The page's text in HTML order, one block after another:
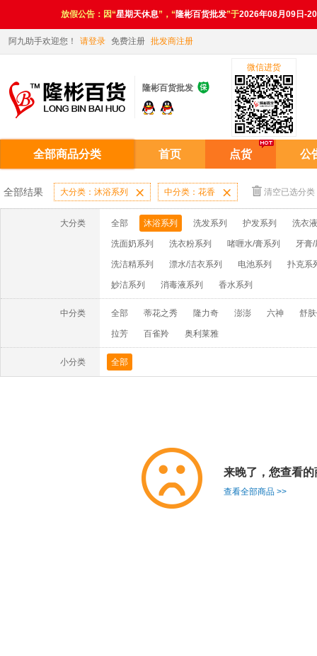
放假公告：因“星期天休息”，“隆彬百货批发”于2026年08月09日-
阿九助手欢迎您！ 请登录 免费注册 批发商注册
隆彬百货批发 
微信进货
全部商品分类 首页 点货 公
全部结果 大分类：沐浴系列  中分类：花香  清空已选分类
大分类 全部 沐浴系列 洗发系列 护发系列 洗衣
洗面奶系列 洗衣粉系列 啫喱水/膏系列 牙膏
洗洁精系列 漂水/洁衣系列 电池系列 扑克系
妙洁系列 消毒液系列 香水系列
中分类 全部 蒂花之秀 隆力奇 澎澎 六神 舒
拉芳 百雀羚 奥利莱雅
小分类 全部
来晚了，您查看
查看全部商品 >>